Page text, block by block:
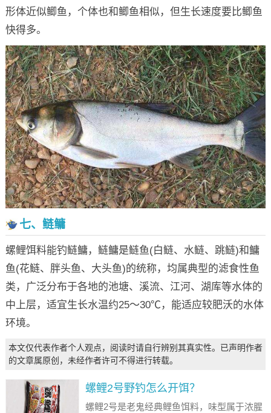
形体近似鲫鱼，个体也和鲫鱼相似，但生长速度要比鲫鱼
快得多。
七、鲢鳙
螺鲤饵料能钓鲢鳙，鲢鳙是鲢鱼(白鲢、水鲢、跳鲢)和鳙
鱼(花鲢、胖头鱼、大头鱼)的统称，均属典型的滤食性鱼
类，广泛分布于各地的池塘、溪流、江河、湖库等水体的
中上层，适宜生长水温约25～30℃，能适应较肥沃的水体
环境。
本文仅代表作者个人观点，阅读时请自行辨别其真实性。已声明作者
的文章属原创，未经作者许可不得进行转载。
螺鲤2号野钓怎么开饵？
螺鲤2号是老鬼经典鲤鱼饵料，味型属于浓腥